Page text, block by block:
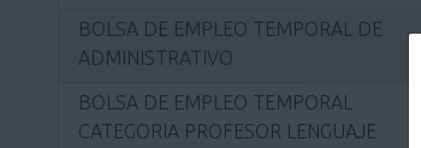
BOLSA DE EMPLEO TEMPORAL DE
ADMINISTRATIVO
BOLSA DE EMPLEO TEMPORAL
CATEGORIA PROFESOR LENGUAJE